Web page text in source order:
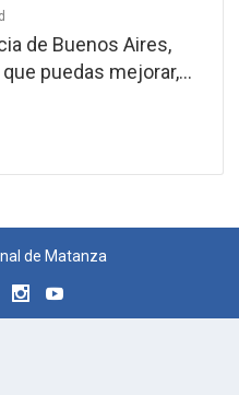
de Buenos Aires,
puedas mejorar,...
de Matanza